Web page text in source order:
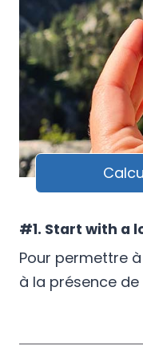
#1. Start with a
Pour permettre
à la présence